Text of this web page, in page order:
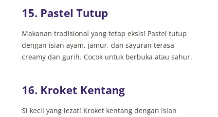
15. Pastel Tutup
Makanan tradisional yang tetap eksis! Pastel tutup
dengan isian ayam, jamur, dan sayuran terasa
creamy dan gurih. Cocok untuk berbuka atau sahur.
16. Kroket Kentang
Si kecil yang lezat! Kroket kentang dengan isian